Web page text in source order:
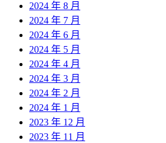
2024 年 8 月
2024 年 7 月
2024 年 6 月
2024 年 5 月
2024 年 4 月
2024 年 3 月
2024 年 2 月
2024 年 1 月
2023 年 12 月
2023 年 11 月